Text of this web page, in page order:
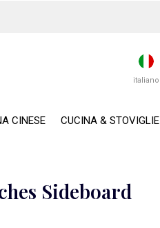
CINESE CUCINA & STOVIGLIE
italiano
Sideboard